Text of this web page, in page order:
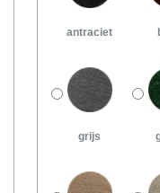
antraciet
grijs